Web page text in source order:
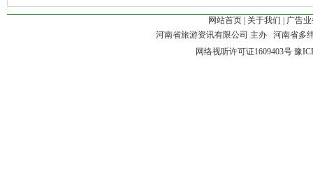
网站首页 关于我们
广告
河南省旅游资讯有限公司 主办 河南省多
网络视听许可证1609403号豫